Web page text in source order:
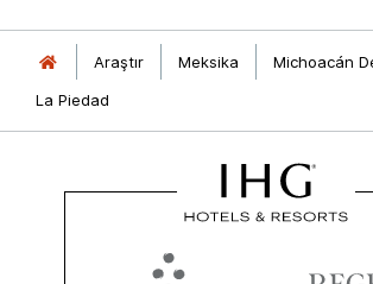
Araştır Meksika
Michoacán
La Piedad